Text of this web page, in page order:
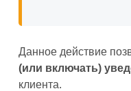
Данное действие
(или включать)
клиента.